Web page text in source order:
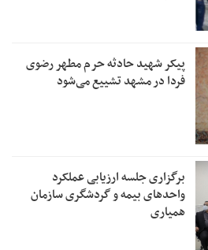
پیکر شهید حادثه حرم مطهر رضوی
فردا در مشهد تشییع می‌شود
برگزاری جلسه ارزیابی عملکرد
واحدهای بیمه و گردشگری سازمان
همیاری